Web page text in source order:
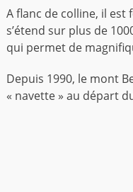
A flanc de colline, il
s’étend sur plus de
qui permet de
Depuis 1990, le mont
« navette » au départ